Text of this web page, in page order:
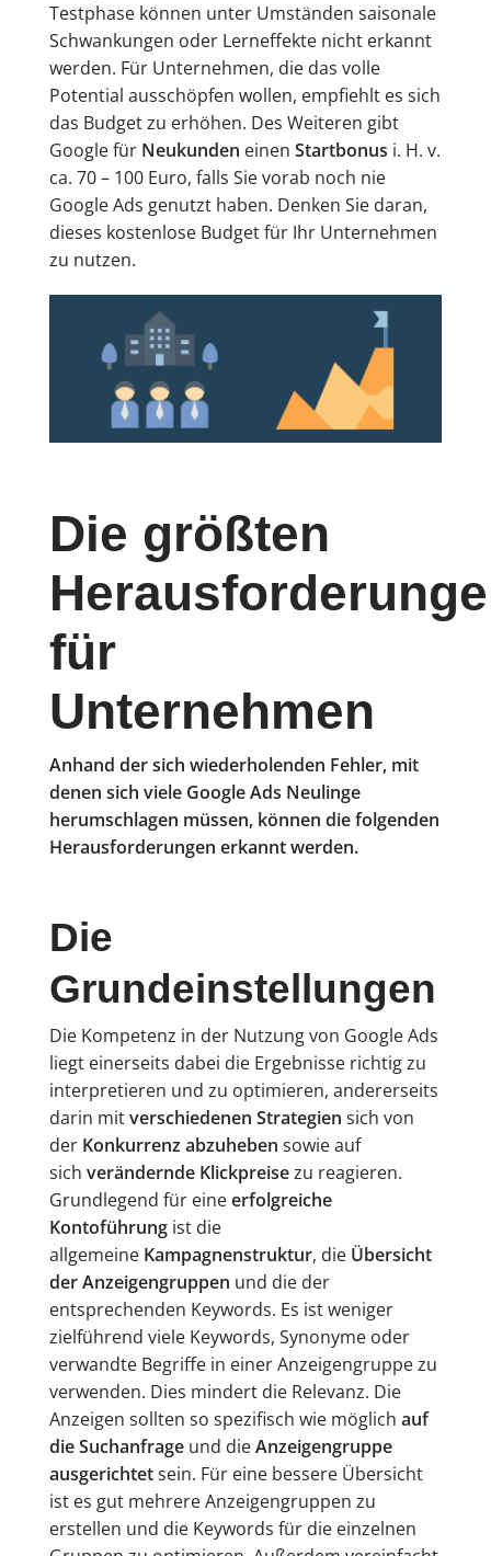
Testphase können unter Umständen saisonale
Schwankungen oder Lerneffekte nicht erkannt
werden. Für Unternehmen, die das volle
Potential ausschöpfen wollen, empfiehlt es sich
das Budget zu erhöhen. Des Weiteren gibt
Google für Neukunden einen Startbonus i. H. v.
ca. 70 – 100 Euro, falls Sie vorab noch nie
Google Ads genutzt haben. Denken Sie daran,
dieses kostenlose Budget für Ihr Unternehmen
zu nutzen.
Die größten
für
Unternehmen
Anhand der sich wiederholenden Fehler, mit
denen sich viele Google Ads Neulinge
herumschlagen müssen, können die folgenden
Herausforderungen erkannt werden.
Die
Grundeinstellungen
Die Kompetenz in der Nutzung von Google Ads
liegt einerseits dabei die Ergebnisse richtig zu
interpretieren und zu optimieren, andererseits
darin mitverschiedenen Strategien sich von
der Konkurrenz abzuheben sowie auf
sich verändernde Klickpreisezu reagieren.
Grundlegend für eineerfolgreiche
Kontoführungist die
allgemeine Kampagnenstruktur, die Übersicht
der Anzeigengruppen und die der
entsprechenden Keywords. Es ist weniger
zielführend viele Keywords, Synonyme oder
verwandte Begriffe in einer Anzeigengruppe zu
verwenden. Dies mindert die Relevanz. Die
Anzeigen sollten so spezifisch wie möglich auf
die Suchanfrage und dieAnzeigengruppe
ausgerichtetsein. Für eine bessere Übersicht
ist es gut mehrere Anzeigengruppen zu
erstellen und die Keywords für die einzelnen